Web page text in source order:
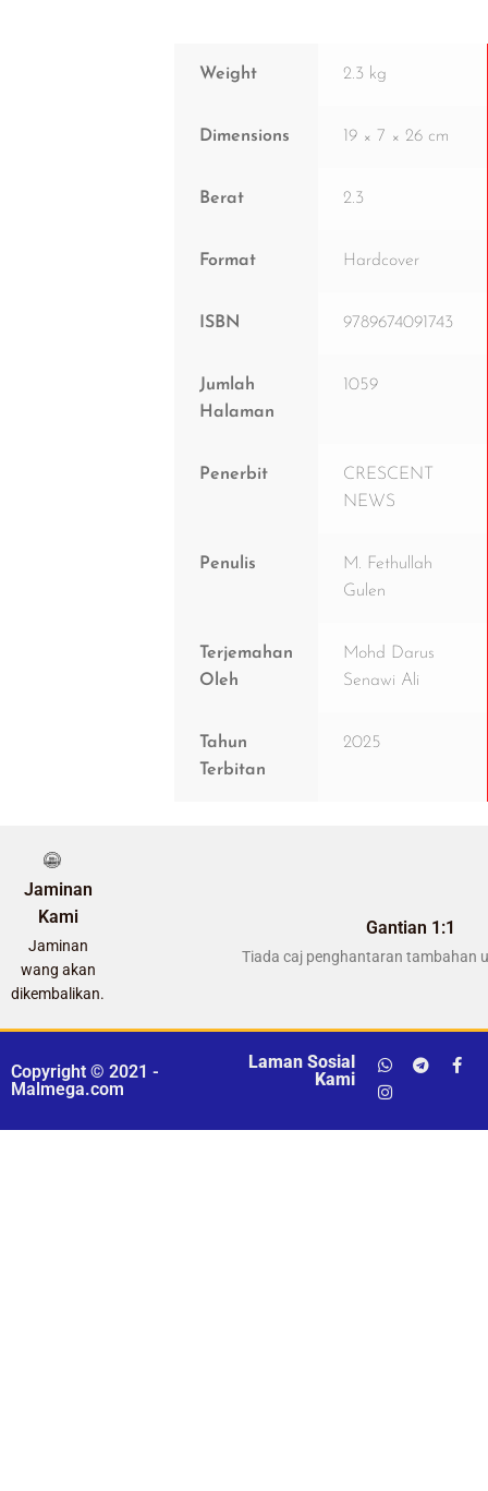
Weight 2.3 kg
Dimensions 19 × 7 × 26 cm
Berat 2.3
Format Hardcover
ISBN 9789674091743
Jumlah
Halaman
1059
Penerbit
CRESCENT
NEWS
Penulis
M. Fethullah
Gulen
Terjemahan
Oleh
Mohd Darus
Senawi Ali
Tahun
Terbitan
2025
Jaminan
Kami
Jaminan
wang akan
dikembalikan.
Gantian 1:1
Tiada caj penghantaran tambahan
Copyright © 2021 -
Malmega.com
Laman Sosial
Kami